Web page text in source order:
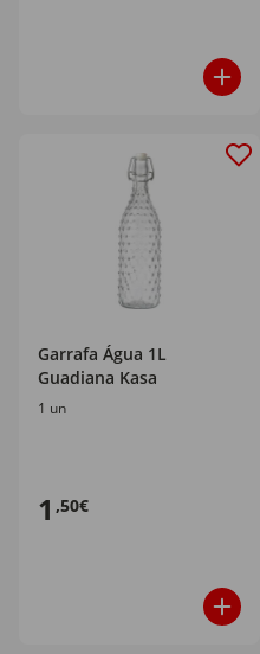
Garrafa Água 1L
Guadiana Kasa
1 un
1 ,50€